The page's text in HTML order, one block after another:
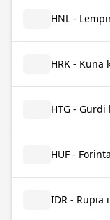
HNL -
HRK - Kuna
HTG -
HUF -
IDR - Rupia